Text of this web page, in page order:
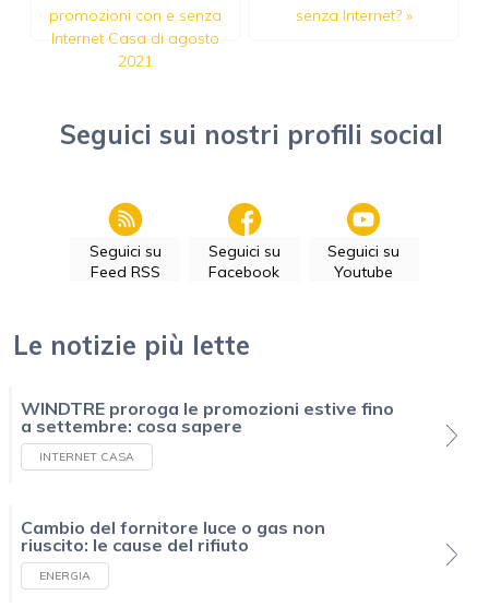
promozioni con e senza
Internet Casa di agosto
2021
senza Internet?»
Seguici sui nostri profili social
Seguici su
Feed RSS
Seguici su
Facebook
Seguici su
Youtube
Le notizie più lette
WINDTRE proroga le promozioni estive fino
a settembre: cosa sapere
INTERNET CASA
Cambio del fornitore luce o gas non
riuscito: le cause del rifiuto
ENERGIA